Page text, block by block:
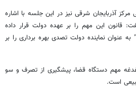
آذربایجان شرقی نیز در این جلسه با اشاره
قانون این مهم را بر عهده دولت قرار داده
عنوان نماینده دولت تصدی بهره برداری را بر
مهم دستگاه قضا، پیشگیری از تصرف و سو
است.